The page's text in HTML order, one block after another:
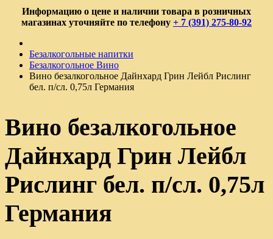
Информацию о цене и наличии товара в розничных
магазинах уточняйте по телефону + 7 (391) 275-80-92
Безалкогольные напитки
Безалкогольное Вино
Вино безалкогольное Дайнхард Грин Лейбл Рислинг
бел. п/сл. 0,75л Германия
Вино безалкогольное
Дайнхард Грин Лейбл
Рислинг бел. п/сл. 0,75л
Германия